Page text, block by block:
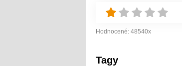
Hodnocené: 48540x
Tagy